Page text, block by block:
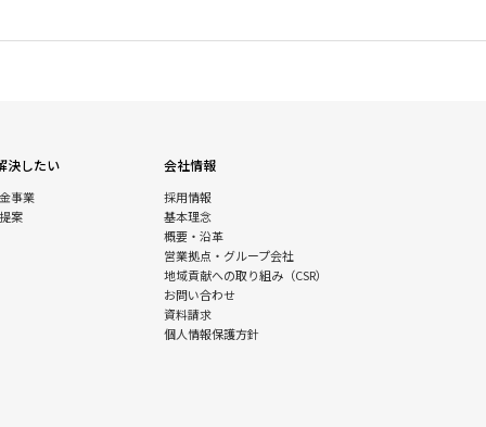
決したい
事業
案
会社情報
採用情報
基本理念
概要・沿革
営業拠点・グループ会社
地域貢献への取り組み（CSR）
お問い合わせ
資料請求
個人情報保護方針